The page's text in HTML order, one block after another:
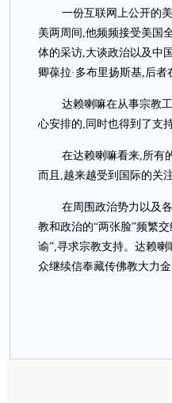
一份互联网上公开的
美两周间,他频频接受美国
体的采访,大谈政治以及中
卿葆拉·多布里扬斯基,后
达赖喇嘛在从事宗教
心安排的,同时也得到了支
在达赖喇嘛看来,所有
而且,越来越受到国际的关
在周围政治势力以及
教和政治的“两张脸”频繁
谕”,寻求宗教支持。达赖
众继续信奉藏传佛教大力